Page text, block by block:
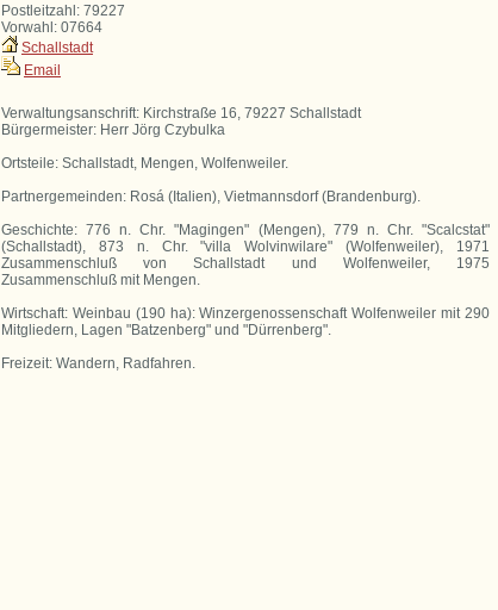
Postleitzahl: 79227
Vorwahl: 07664
Schallstadt
Email
Verwaltungsanschrift: Kirchstraße 16, 79227 Schallstadt
Bürgermeister: Herr Jörg Czybulka
Ortsteile: Schallstadt, Mengen, Wolfenweiler.
Partnergemeinden: Rosá (Italien), Vietmannsdorf (Brandenburg).
Geschichte: 776 n. Chr. "Magingen" (Mengen), 779 n. Chr. "Scalcstat"
(Schallstadt), 873 n. Chr. "villa Wolvinwilare" (Wolfenweiler), 1971
Zusammenschluß von Schallstadt und Wolfenweiler, 1975
Zusammenschluß mit Mengen.
Wirtschaft: Weinbau (190 ha): Winzergenossenschaft Wolfenweiler mit 290
Mitgliedern, Lagen "Batzenberg" und "Dürrenberg".
Freizeit: Wandern, Radfahren.